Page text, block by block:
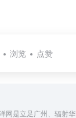
浏览 点赞